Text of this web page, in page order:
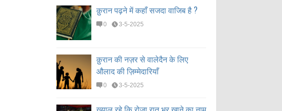
क़ुरान पढ़ने में कहाँ सजदा वाजिब है ?
0 3-5-2025
क़ुरान की नज़र से वालेदैन के लिए
औलाद की ज़िम्मेदारियाँ
0 3-5-2025